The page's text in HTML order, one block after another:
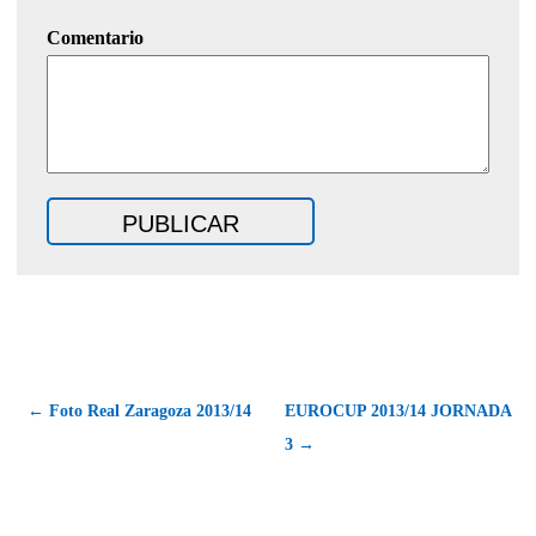
Comentario
← Foto Real Zaragoza 2013/14
EUROCUP 2013/14 JORNADA
3 →